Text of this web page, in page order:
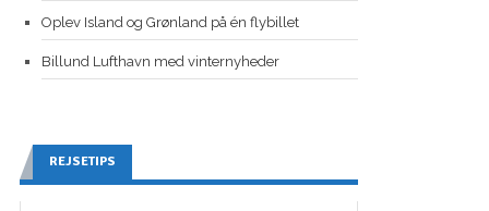
Oplev Island og Grønland på én flybillet
Billund Lufthavn med vinternyheder
REJSETIPS